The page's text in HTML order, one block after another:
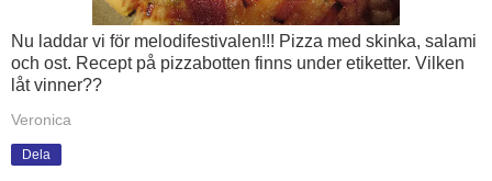
Nu laddar vi för melodifestivalen!!! Pizza med skinka, salami
och ost. Recept på pizzabotten finns under etiketter. Vilken
låt vinner??
Veronica
Dela